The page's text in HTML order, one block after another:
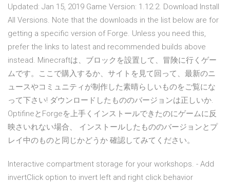
Updated: Jan 15, 2019 Game Version: 1.12.2. Download Install
All Versions. Note that the downloads in the list below are for
getting a specific version of Forge. Unless you need this,
prefer the links to latest and recommended builds above
instead. Minecraftは、ブロックを設置して、冒険に行くゲー
ムです。ここで購入するか、サイトを見て回って、最新のニ
ュースやコミュニティが制作した素晴らしいものをご覧にな
って下さい! ダウンロードしたもののバージョンは正しいか.
OptifineとForgeを上手くインストールできたのにゲームに反
映さいれない場合、 インストールしたもののバージョンとプ
レイ中のものと同じかどうか 確認してみてください。
Interactive compartment storage for your workshops. - Add
invertClick option to invert left and right click behavior